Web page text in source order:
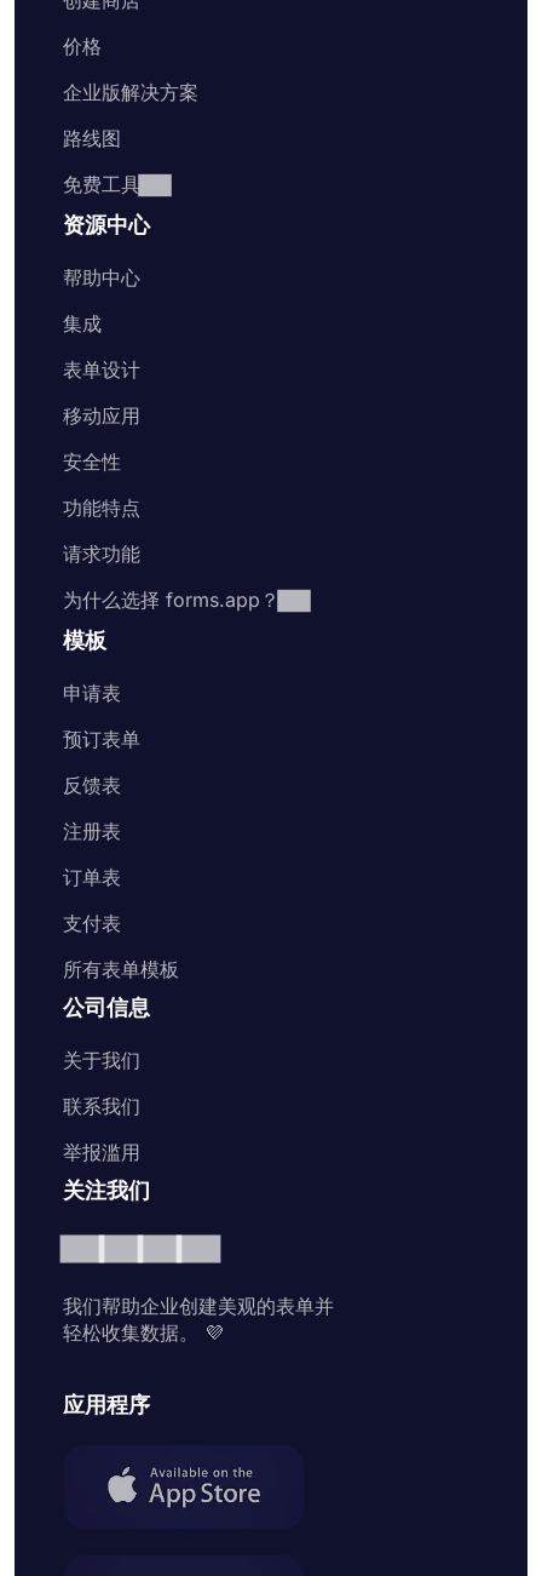
价格
企业版解决方案
路线图
免费工具
资源中心
帮助中心
集成
表单设计
移动应用
安全性
功能特点
请求功能
为什么选择 forms.app？
模板
申请表
预订表单
反馈表
注册表
订单表
支付表
所有表单模板
公司信息
关于我们
联系我们
举报滥用
关注我们
我们帮助企业创建美观的表单并
轻松收集数据。 💜
应用程序